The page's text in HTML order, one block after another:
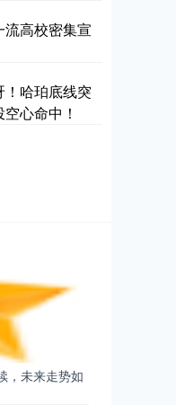
高校密集宣
哈珀底线突
心命中！
，未来走势如